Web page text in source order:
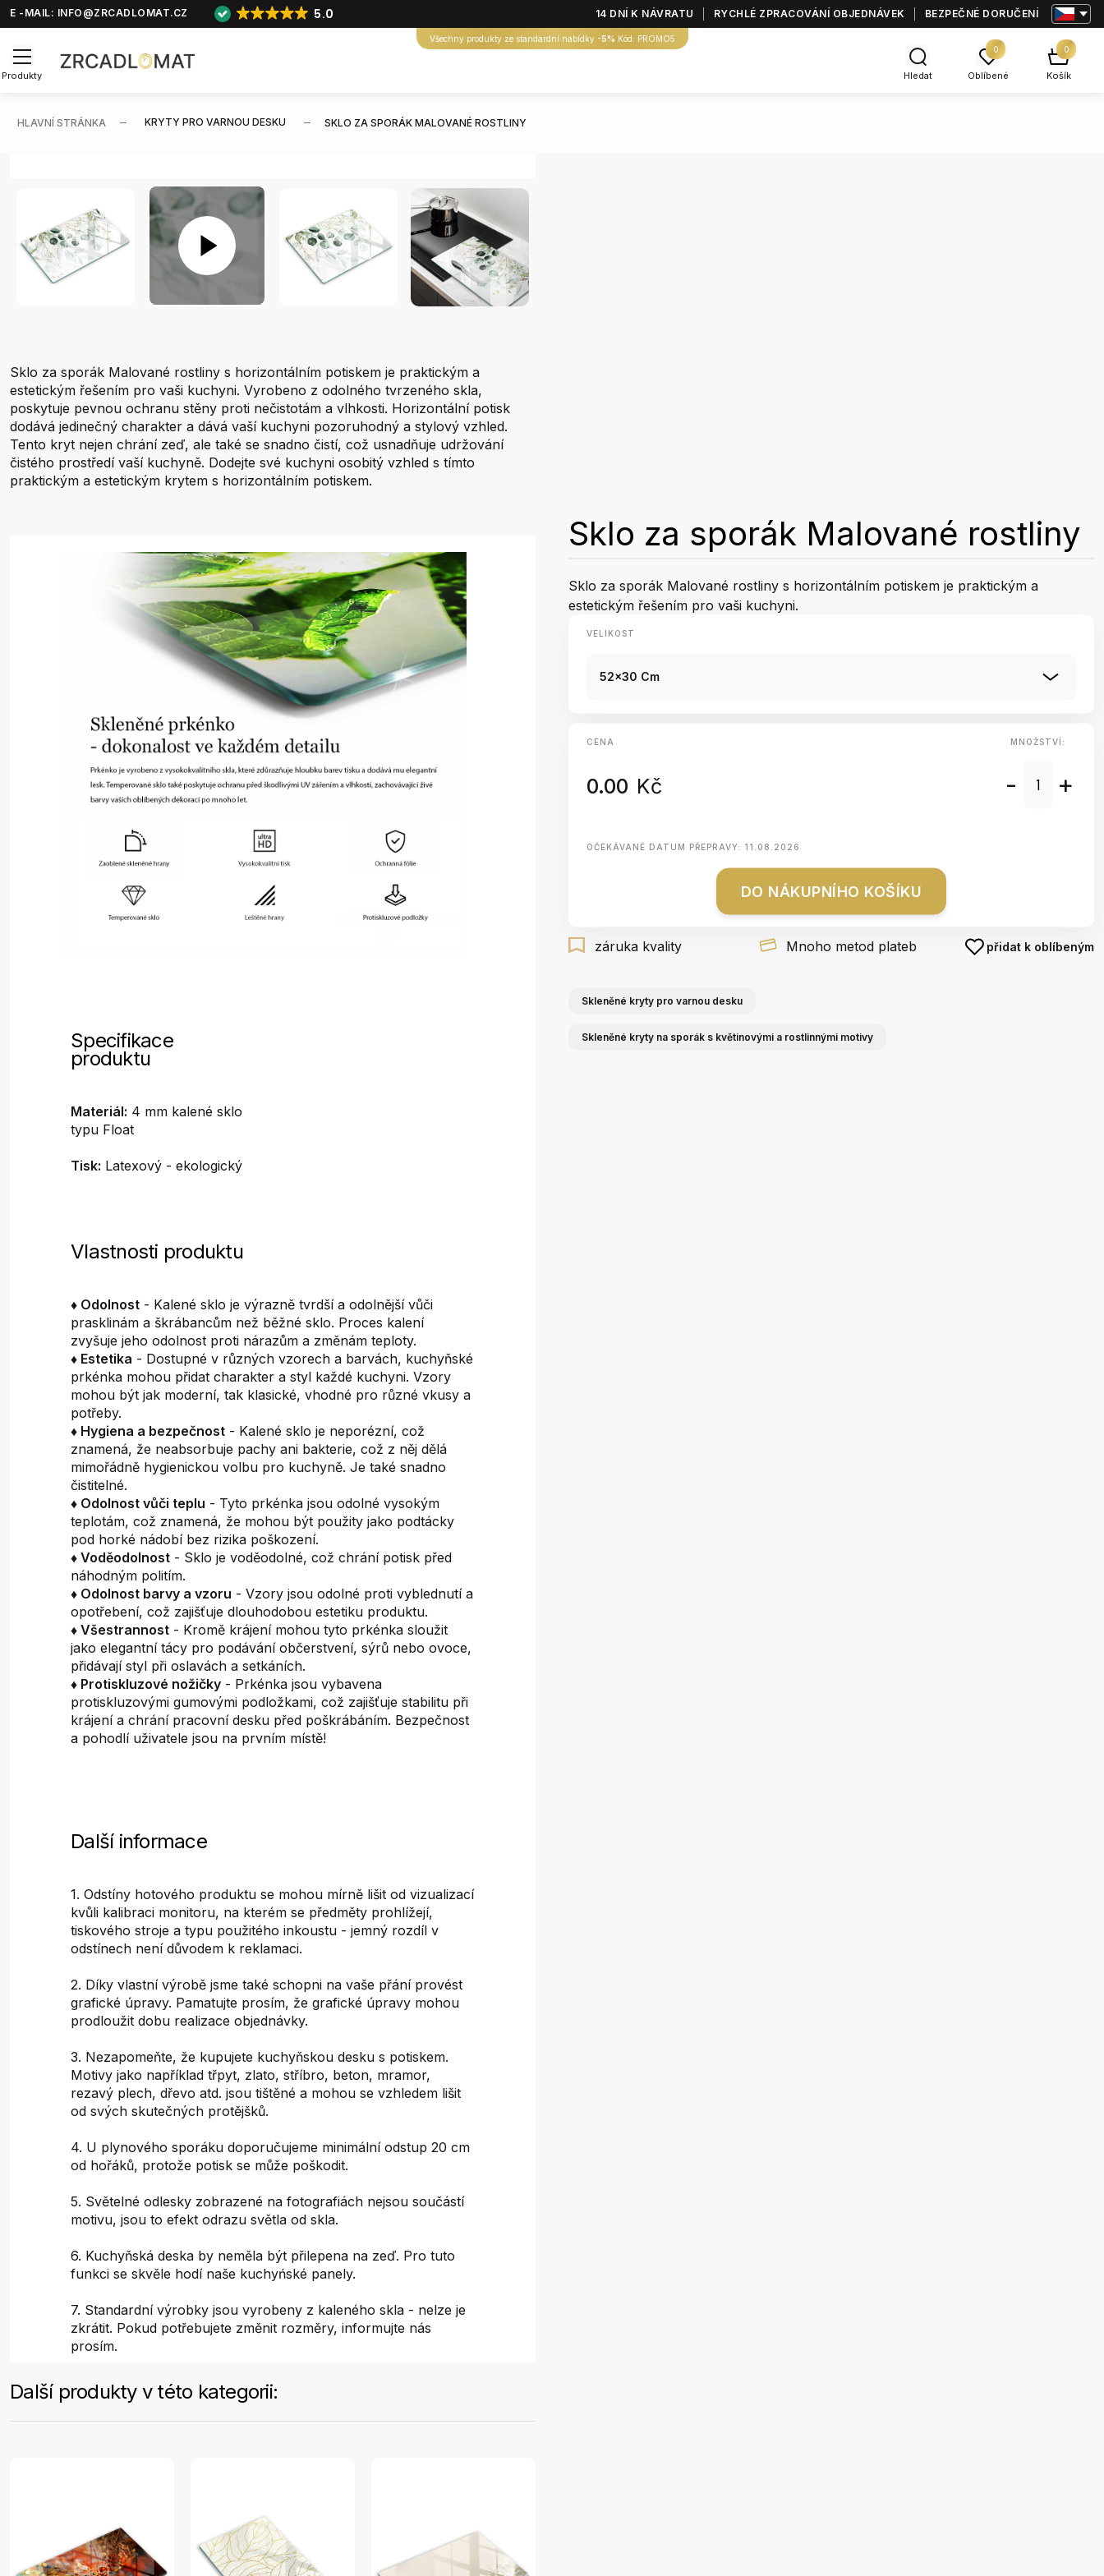
E -MAIL: INFO@ZRCADLOMAT.CZ 5.0 14 DNÍ K NÁVRATU RYCHLÉ ZPRACOVÁNÍ OBJEDNÁVEK BEZPEČNÉ DORUČENÍ
Všechny produkty ze standardní nabídky -5% Kód: PROMO5
Produkty Hledat
0
Oblíbené
0
Košík
HLAVNÍ STRÁNKA KRYTY PRO VARNOU DESKU SKLO ZA SPORÁK MALOVANÉ ROSTLINY
Sklo za sporák Malované rostliny s horizontálním potiskem je praktickým a
estetickým řešením pro vaši kuchyni. Vyrobeno z odolného tvrzeného skla,
poskytuje pevnou ochranu stěny proti nečistotám a vlhkosti. Horizontální potisk
dodává jedinečný charakter a dává vaší kuchyni pozoruhodný a stylový vzhled.
Tento kryt nejen chrání zeď, ale také se snadno čistí, což usnadňuje udržování
čistého prostředí vaší kuchyně. Dodejte své kuchyni osobitý vzhled s tímto
praktickým a estetickým krytem s horizontálním potiskem.
Specifikace
produktu
Materiál: 4 mm kalené sklo
typu Float
Tisk: Latexový - ekologický
Vlastnosti produktu
♦ Odolnost - Kalené sklo je výrazně tvrdší a odolnější vůči
prasklinám a škrábancům než běžné sklo. Proces kalení
zvyšuje jeho odolnost proti nárazům a změnám teploty.
♦ Estetika - Dostupné v různých vzorech a barvách, kuchyňské
prkénka mohou přidat charakter a styl každé kuchyni. Vzory
mohou být jak moderní, tak klasické, vhodné pro různé vkusy a
potřeby.
♦ Hygiena a bezpečnost - Kalené sklo je neporézní, což
znamená, že neabsorbuje pachy ani bakterie, což z něj dělá
mimořádně hygienickou volbu pro kuchyně. Je také snadno
čistitelné.
♦ Odolnost vůči teplu - Tyto prkénka jsou odolné vysokým
teplotám, což znamená, že mohou být použity jako podtácky
pod horké nádobí bez rizika poškození.
♦ Voděodolnost - Sklo je voděodolné, což chrání potisk před
náhodným politím.
♦ Odolnost barvy a vzoru - Vzory jsou odolné proti vyblednutí a
opotřebení, což zajišťuje dlouhodobou estetiku produktu.
♦ Všestrannost - Kromě krájení mohou tyto prkénka sloužit
jako elegantní tácy pro podávání občerstvení, sýrů nebo ovoce,
přidávají styl při oslavách a setkáních.
♦ Protiskluzové nožičky - Prkénka jsou vybavena
protiskluzovými gumovými podložkami, což zajišťuje stabilitu při
krájení a chrání pracovní desku před poškrábáním. Bezpečnost
a pohodlí uživatele jsou na prvním místě!
Další informace
1. Odstíny hotového produktu se mohou mírně lišit od vizualizací
kvůli kalibraci monitoru, na kterém se předměty prohlížejí,
tiskového stroje a typu použitého inkoustu - jemný rozdíl v
odstínech není důvodem k reklamaci.
2. Díky vlastní výrobě jsme také schopni na vaše přání provést
grafické úpravy. Pamatujte prosím, že grafické úpravy mohou
prodloužit dobu realizace objednávky.
3. Nezapomeňte, že kupujete kuchyňskou desku s potiskem.
Motivy jako například třpyt, zlato, stříbro, beton, mramor,
rezavý plech, dřevo atd. jsou tištěné a mohou se vzhledem lišit
od svých skutečných protějšků.
4. U plynového sporáku doporučujeme minimální odstup 20 cm
od hořáků, protože potisk se může poškodit.
5. Světelné odlesky zobrazené na fotografiách nejsou součástí
motivu, jsou to efekt odrazu světla od skla.
6. Kuchyňská deska by neměla být přilepena na zeď. Pro tuto
funkci se skvěle hodí naše kuchyńské panely.
7. Standardní výrobky jsou vyrobeny z kaleného skla - nelze je
zkrátit. Pokud potřebujete změnit rozměry, informujte nás
prosím.
Další produkty v této kategorii:
Sklo za sporák Malované rostliny
Sklo za sporák Malované rostliny s horizontálním potiskem je praktickým a
estetickým řešením pro vaši kuchyni.
VELIKOST
52x30 Cm
CENA
0.00 Kč
MNOŽSTVÍ:
- +
OČEKÁVANÉ DATUM PŘEPRAVY: 11.08.2026
DO NÁKUPNÍHO KOŠÍKU
záruka kvality Mnoho metod plateb přidat k oblíbeným
Skleněné kryty pro varnou desku
Skleněné kryty na sporák s květinovými a rostlinnými motivy